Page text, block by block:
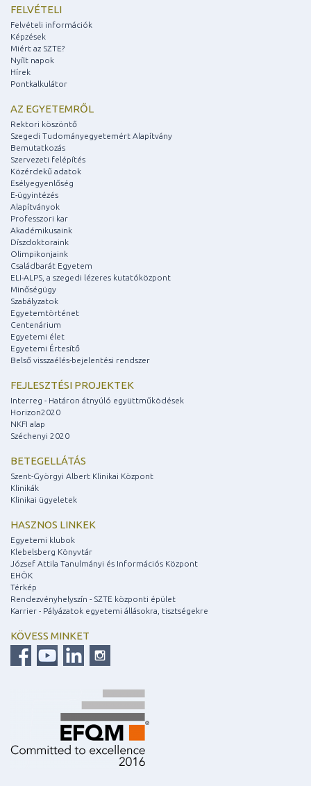
FELVÉTELI
Felvételi információk
Képzések
Miért az SZTE?
Nyílt napok
Hírek
Pontkalkulátor
AZ EGYETEMRŐL
Rektori köszöntő
Szegedi Tudományegyetemért Alapítvány
Bemutatkozás
Szervezeti felépítés
Közérdekű adatok
Esélyegyenlőség
E-ügyintézés
Alapítványok
Professzori kar
Akadémikusaink
Díszdoktoraink
Olimpikonjaink
Családbarát Egyetem
ELI-ALPS, a szegedi lézeres kutatóközpont
Minőségügy
Szabályzatok
Egyetemtörténet
Centenárium
Egyetemi élet
Egyetemi Értesítő
Belső visszaélés-bejelentési rendszer
FEJLESZTÉSI PROJEKTEK
Interreg - Határon átnyúló együttműködések
Horizon2020
NKFI alap
Széchenyi 2020
BETEGELLÁTÁS
Szent-Györgyi Albert Klinikai Központ
Klinikák
Klinikai ügyeletek
HASZNOS LINKEK
Egyetemi klubok
Klebelsberg Könyvtár
József Attila Tanulmányi és Információs Központ
EHÖK
Térkép
Rendezvényhelyszín - SZTE központi épület
Karrier - Pályázatok egyetemi állásokra, tisztségekre
KÖVESS MINKET